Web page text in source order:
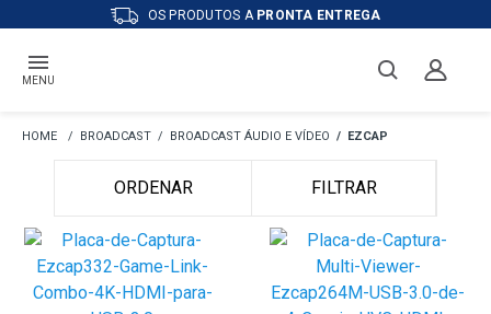
OS PRODUTOS A PRONTA ENTREGA
MENU
BROADCAST BROADCAST ÁUDIO E VÍDEO EZCAP
ORDENAR FILTRAR